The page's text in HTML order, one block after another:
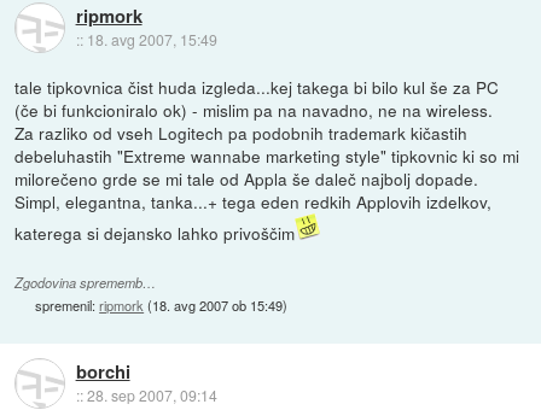
ripmork
:: 18. avg 2007, 15:49
tale tipkovnica čist huda izgleda...kej takega bi bilo kul še za PC
(če bi funkcioniralo ok) - mislim pa na navadno, ne na wireless.
Za razliko od vseh Logitech pa podobnih trademark kičastih
debeluhastih "Extreme wannabe marketing style" tipkovnic ki so mi
milorečeno grde se mi tale od Appla še daleč najbolj dopade.
Simpl, elegantna, tanka...+ tega eden redkih Applovih izdelkov,
katerega si dejansko lahko privoščim
Zgodovina sprememb…
spremenil:ripmork(18. avg 2007 ob 15:49)
borchi
::28. sep 2007, 09:14